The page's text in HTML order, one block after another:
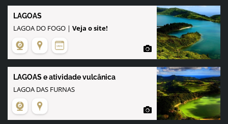
LAGOAS
LAGOA DO FOGO | Veja o site!
LAGOAS e atividade vulcânica
LAGOA DAS FURNAS